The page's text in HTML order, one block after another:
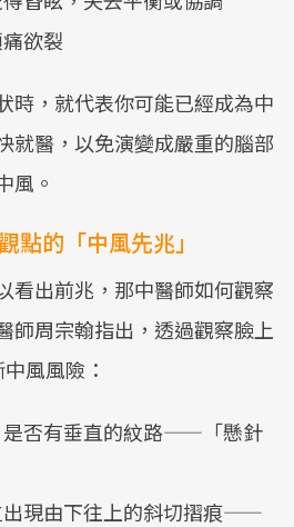
欲裂
時，就代表你可能已經成為中
就醫，以免演變成嚴重的腦部
風。
點的「中風先兆」
看出前兆，那中醫師如何觀察
師周宗翰指出，透過觀察臉上
風風險：
是否有垂直的紋路——「懸針
出現由下往上的斜切摺痕——